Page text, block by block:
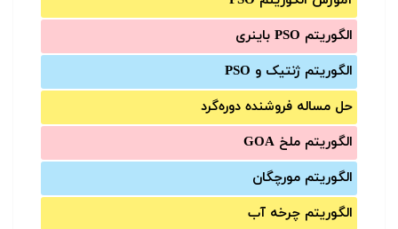
الگوریتم PSO باینری
الگوریتم ژنتیک و PSO
حل مساله فروشنده دوره‌گرد
الگوریتم ملخ GOA
الگوریتم مورچگان
الگوریتم چرخه آب